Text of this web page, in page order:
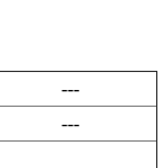
---
---